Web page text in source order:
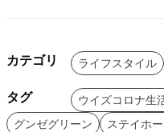
カテゴリ ライフスタイル
タグ ウイズコロナ生
グンゼグリーン
ステイホ